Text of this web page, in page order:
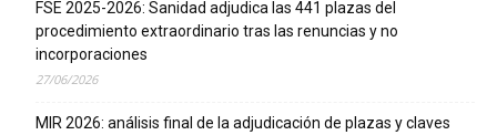
FSE 2025-2026: Sanidad adjudica las 441 plazas del
procedimiento extraordinario tras las renuncias y no
incorporaciones
27/06/2026
MIR 2026: análisis final de la adjudicación de plazas y claves